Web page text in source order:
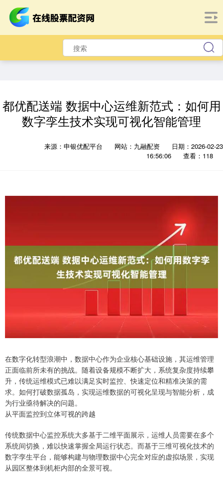
都优配送端 数据中心运维新范式：如何用
数字孪生技术实现可视化智能管理
来源：申银优配平台 网站：九融配资
日期：2026-02-23
16:56:06
查看：118
在数字化转型浪潮中，数据中心作为企业核心基础设施，其运维管理
正面临前所未有的挑战。随着设备规模不断扩大，系统复杂度持续攀
升，传统运维模式已难以满足实时监控、快速定位和精准决策的需
求。如何打破数据孤岛，实现运维数据的可视化呈现与智能分析，成
为行业亟待解决的问题。
从平面监控到立体可视的跨越
传统数据中心监控系统大多基于二维平面展示，运维人员需要在多个
系统间切换，难以快速掌握全局运行状态。而基于三维可视化技术的
数字孪生平台，能够构建与物理数据中心完全对应的虚拟场景，实现
从园区整体到机柜内部的全景可视。